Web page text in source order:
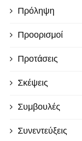
Πρόληψη
Προορισμοί
Προτάσεις
Σκέψεις
Συμβουλές
Συνεντεύξεις